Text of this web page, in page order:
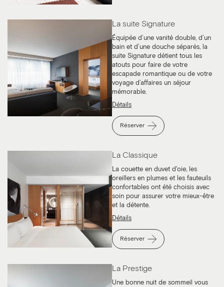
La suite Signature
Équipée d’une vanité double, d’un
bain et d’une douche séparés, la
suite Signature détient tous les
atouts pour faire de votre
escapade romantique ou de votre
voyage d’affaires un séjour
mémorable.
Détails
Réserver
La Classique
La couette en duvet d'oie, les
oreillers en plumes et les fauteuils
confortables ont été choisis avec
soin pour assurer votre mieux-être
et la détente.
Détails
Réserver
La Prestige
Une bonne nuit de sommeil vous